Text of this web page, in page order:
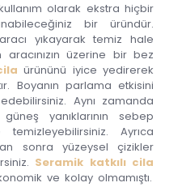
olarak ekstra hiçbir
bir üründür.
yıkayarak temiz hale
üzerine bir bez
ürününü iyice yedirerek
Boyanın parlama etkisini
Aynı zamanda
yanıklarının sebep
Ayrıca
sonra yüzeysel çizikler
Seramik katkılı cila
ve kolay olmamıştı.